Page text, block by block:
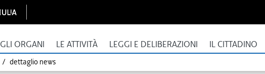
GLI ORGANI LE ATTIVITÀ LEGGI E DELIBERAZIONI IL CITTADINO
dettaglio news